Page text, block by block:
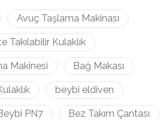
Avuç Taşlama Makinası
Takılabilir Kulaklık
Makinesi Bağ Makası
beybi eldiven
PN7 Bez Takım Çantası